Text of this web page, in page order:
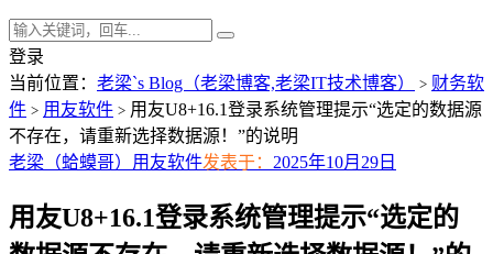
登录
当前位置： 老梁`s Blog（老梁博客,老梁IT技术博客） > 财务软
件 > 用友软件 > 用友U8+16.1登录系统管理提示“选定的数据源
不存在，请重新选择数据源！”的说明
老梁（蛤蟆哥） 用友软件发表于： 2025年10月29日
用友U8+16.1登录系统管理提示“选定的